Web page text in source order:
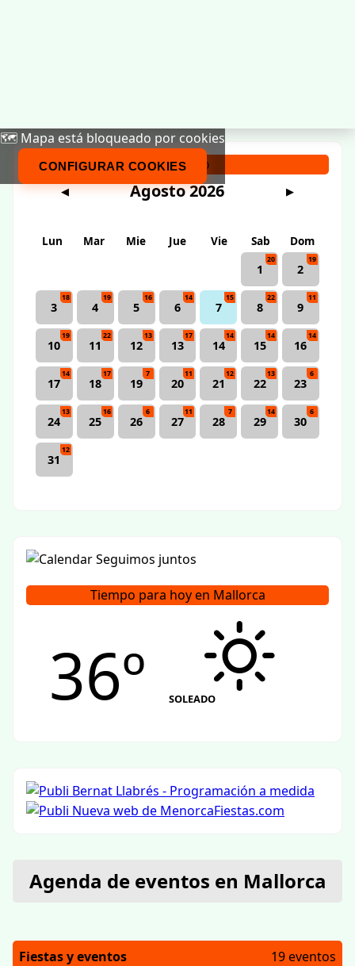
🗺️ Mapa está bloqueado por cookies
CONFIGURAR COOKIES
Calendario
◀ Agosto 2026 ▶
Lun Mar Mie Jue Vie Sab
Dom
1
20
2
19
3
18
4
19
5
16
6
14
7
15
8
22
9
11
10
19
11
22
12
13
13
17
14
14
15
14
16
14
17
14
18
17
19
7
20
11
21
12
22
13
23
6
24
13
25
16
26
6
27
11
28
7
29
14
30
6
31
12
Tiempo para hoy en Mallorca
36º SOLEADO
Agenda de eventos en Mallorca
Fiestas y eventos 19 eventos